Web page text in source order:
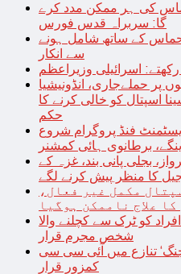
کی ہر ممکن مدد کرے
گا: سربراہ قدس فورس
حماس کے ساتھ شامل ہونے
سے انکار
اسرائیلی وزیراعظم
پر حملےجاری، انڈونیشیا
اسپتال کو خالی کرنے کا
حکم
فنڈ پروگرام شروع
برطانوی ہائی کمشنر
بجلی پانی بند، غزہ کے
جیل کا منظر پیش کرنے لگے
مکمل غیر فعال،
علاج ناممکن ہوگیا
کینیڈا؛ پاکستانی خاندان کے 4 افراد کو ٹرک سے کچلنے والا
شخص مجرم قرار
تنازع میں آئی سی سی
کمزور قرار